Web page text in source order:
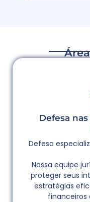
Defesa
Defesa
Nossa equipe
proteger seus
estratégias
financeiros